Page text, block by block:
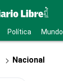
Política Mundo
Nacional